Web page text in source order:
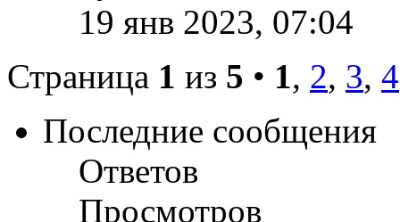
19 янв 2023, 07:04
Страница 1 из 5 • 1, 2, 3, 4
Последние сообщения
Ответов
Просмотров